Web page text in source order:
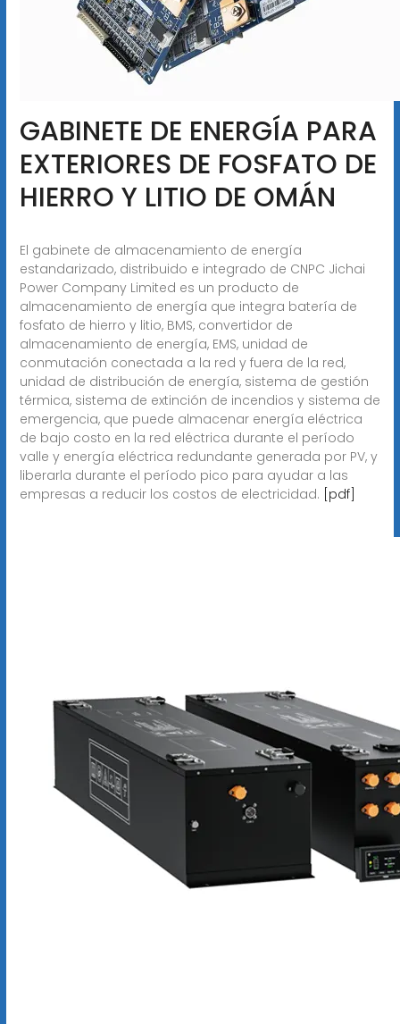
GABINETE DE ENERGÍA PARA
EXTERIORES DE FOSFATO DE
HIERRO Y LITIO DE OMÁN
El gabinete de almacenamiento de energía
estandarizado, distribuido e integrado de CNPC Jichai
Power Company Limited es un producto de
almacenamiento de energía que integra batería de
fosfato de hierro y litio, BMS, convertidor de
almacenamiento de energía, EMS, unidad de
conmutación conectada a la red y fuera de la red,
unidad de distribución de energía, sistema de gestión
térmica, sistema de extinción de incendios y sistema de
emergencia, que puede almacenar energía eléctrica
de bajo costo en la red eléctrica durante el período
valle y energía eléctrica redundante generada por PV, y
liberarla durante el período pico para ayudar a las
empresas a reducir los costos de electricidad. [pdf]